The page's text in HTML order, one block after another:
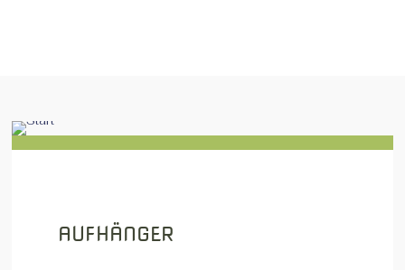
AUFHÄNGER